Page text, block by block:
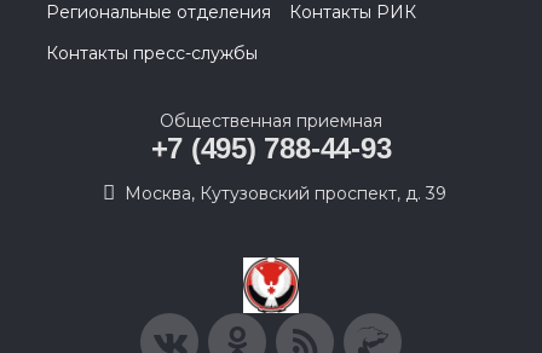
Региональные отделения
Контакты РИК
Контакты пресс-службы
Общественная приемная
+7 (495) 788-44-93
Москва, Кутузовский проспект, д. 39